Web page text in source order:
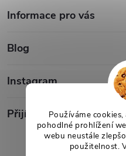
Používáme
pohodlné prohlížení
webu neustále
použitelnost.
á
p
a
Informace pro vás
Blog
Instagram
Přijímáme online platby